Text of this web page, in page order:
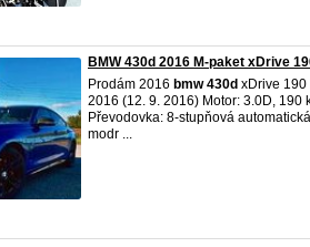
BMW 430d 2016 M-paket xDrive
Prodám 2016 bmw 430d xDrive 190
2016 (12. 9. 2016) Motor: 3.0D, 190
Převodovka: 8-stupňová
modr ...